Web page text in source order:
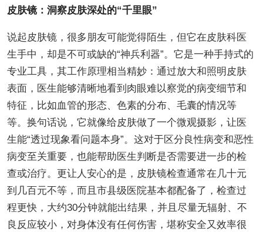
皮肤镜：洞察皮肤深处的“千里眼”
说起皮肤镜，很多朋友可能觉得陌生，但它在皮肤科医
生手中，却是不可或缺的“神兵利器”。它是一种手持式的
专业工具，其工作原理相当精妙：通过放大和照明皮肤
表面，医生能够清晰地看到肉眼难以察觉的病变细节和
特征，比如血管的形态、色素的分布、毛囊的情况等
等。换句话说，它就像给皮肤做了一个微观摄影，让医
生能“透过现象看问题本身”。这对于区分良性病变和恶性
病变至关重要，也能帮助医生判断是否需要进一步的检
查或治疗。更让人安心的是，皮肤镜检查通常在几十元
到几百元不等，而且市县级医院基本都配备了，检查过
程更快，大约30分钟就能出结果，并且尽量无辐射、不
良反应较小，对身体没有任何伤害，堪称安全又效率很